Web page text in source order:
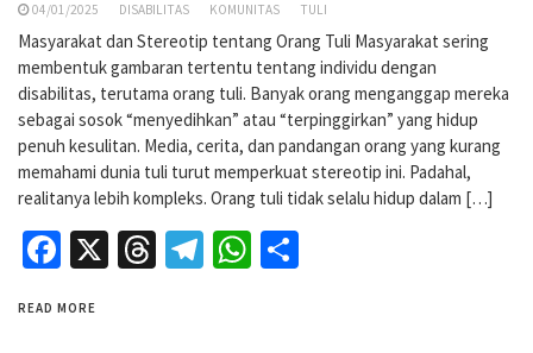
04/01/2025 DISABILITAS KOMUNITAS TULI
Masyarakat dan Stereotip tentang Orang Tuli Masyarakat sering
membentuk gambaran tertentu tentang individu dengan
disabilitas, terutama orang tuli. Banyak orang menganggap mereka
sebagai sosok “menyedihkan” atau “terpinggirkan” yang hidup
penuh kesulitan. Media, cerita, dan pandangan orang yang kurang
memahami dunia tuli turut memperkuat stereotip ini. Padahal,
realitanya lebih kompleks. Orang tuli tidak selalu hidup dalam […]
Facebook
X Threads
Telegram
WhatsApp
READ MORE